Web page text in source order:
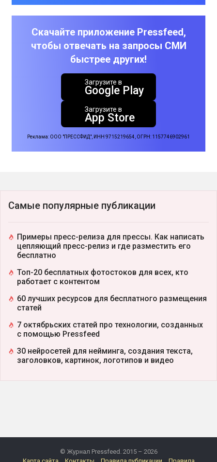
Скачайте приложение Pressfeed,
чтобы отвечать на запросы СМИ
быстрее других!
Загрузите в
Google Play
Загрузите в
App Store
Реклама: ООО "ПРЕССФИД", ИНН 9715219654, ОГРН: 1157746902961
Самые популярные публикации
Примеры пресс-релиза для прессы. Как написать
цепляющий пресс-релиз и где разместить его
бесплатно
Топ-20 бесплатных фотостоков для всех, кто
работает с контентом
60 лучших ресурсов для бесплатного размещения
статей
7 октябрьских статей про технологии, созданных
с помощью Pressfeed
30 нейросетей для нейминга, создания текста,
заголовков, картинок, логотипов и видео
© Журнал Pressfeed. 2015 – 2026